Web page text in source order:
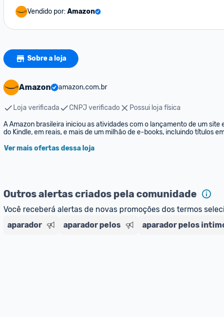
Vendido por: Amazon
Sobre a loja
Amazon amazon.com.br
Loja verificada CNPJ verificado
Possui loja física
A Amazon brasileira iniciou as atividades com o lançamento de um
do Kindle, em reais, e mais de um milhão de e-books, incluindo títulos
Ver mais ofertas dessa loja
Outros alertas criados pela comunidade
Você receberá alertas de novas promoções dos termos
aparador
aparador pelos aparador pelos